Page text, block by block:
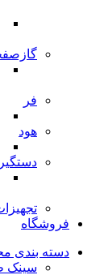
فر
هود
فروشگاه
دسته بندی
سینک